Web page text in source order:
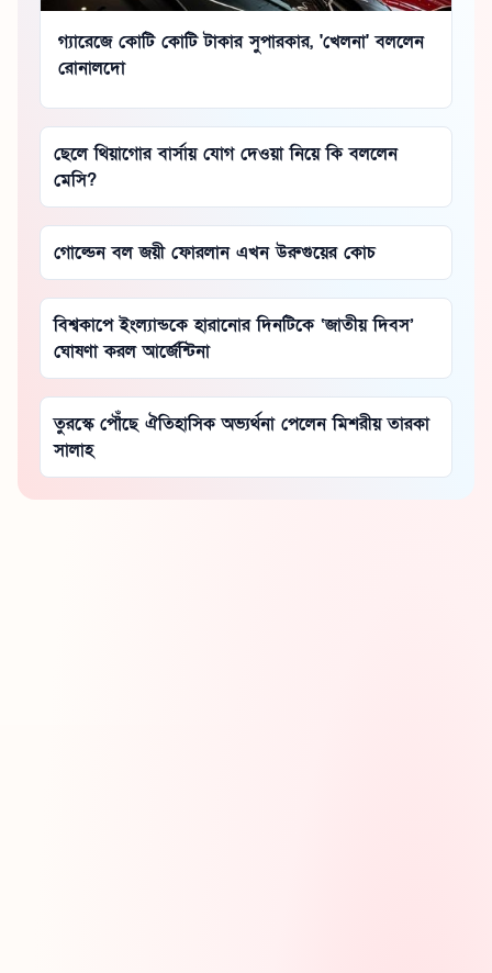
গ্যারেজে কোটি কোটি টাকার সুপারকার, 'খেলনা' বললেন
রোনালদো
ছেলে থিয়াগোর বার্সায় যোগ দেওয়া নিয়ে কি বললেন
মেসি?
গোল্ডেন বল জয়ী ফোরলান এখন উরুগুয়ের কোচ
বিশ্বকাপে ইংল্যান্ডকে হারানোর দিনটিকে ‘জাতীয় দিবস’
ঘোষণা করল আর্জেন্টিনা
তুরস্কে পৌঁছে ঐতিহাসিক অভ্যর্থনা পেলেন মিশরীয় তারকা
সালাহ